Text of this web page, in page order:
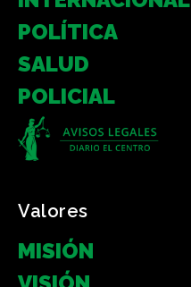
POLÍTICA
SALUD
POLICIAL
Valores
MISIÓN